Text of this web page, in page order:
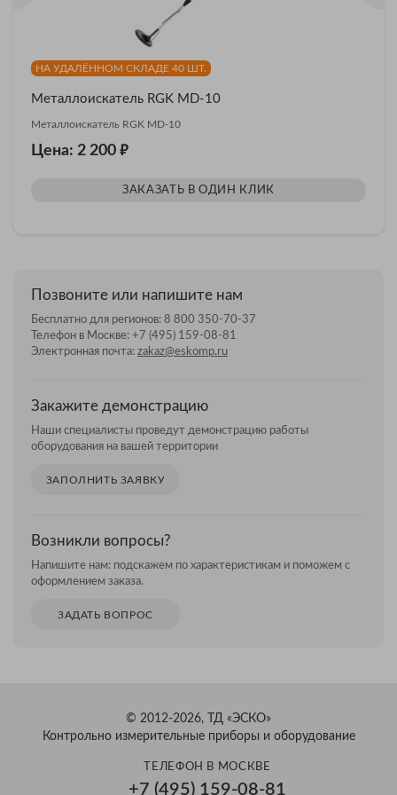
НА УДАЛЁННОМ СКЛАДЕ 40 ШТ.
Металлоискатель RGK MD-10
Металлоискатель RGK MD-10
Цена: 2 200 ₽
ЗАКАЗАТЬ В ОДИН КЛИК
Позвоните или напишите нам
Бесплатно для регионов: 8 800 350-70-37
Телефон в Москве: +7 (495) 159-08-81
Электронная почта: zakaz@eskomp.ru
Закажите демонстрацию
Наши специалисты проведут демонстрацию работы
оборудования на вашей территории
ЗАПОЛНИТЬ ЗАЯВКУ
Возникли вопросы?
Напишите нам: подскажем по характеристикам и поможем с
оформлением заказа.
ЗАДАТЬ ВОПРОС
© 2012-2026, ТД «ЭСКО»
Контрольно измерительные приборы и оборудование
ТЕЛЕФОН В МОСКВЕ
+7 (495) 159-08-81